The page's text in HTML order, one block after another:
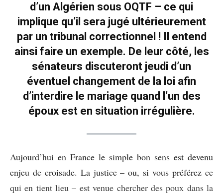
d’un Algérien sous OQTF – ce qui
implique qu’il sera jugé ultérieurement
par un tribunal correctionnel ! Il entend
ainsi faire un exemple. De leur côté, les
sénateurs discuteront jeudi d’un
éventuel changement de la loi afin
d’interdire le mariage quand l’un des
époux est en situation irrégulière.
Aujourd’hui en France le simple bon sens est devenu
enjeu de croisade. La justice – ou, si vous préférez ce
qui en tient lieu – est venue chercher des poux dans la